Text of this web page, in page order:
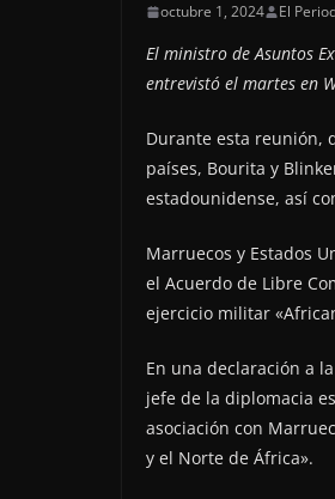
octubre 1, 2024 El
El ministro de Asuntos
entrevistó el martes en
Durante esta reunión,
países, Bourita y
estadounidense, así
Marruecos y Estados
el Acuerdo de Libre
ejercicio militar
En una declaración a
jefe de la diplomacia
asociación con
y el Norte de África».